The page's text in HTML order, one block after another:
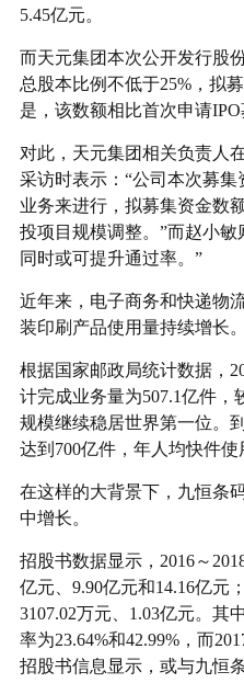
5.45亿元。
而天元集团本次公开发行股
总股本比例不低于25%，拟
是，该数额相比首次申请IPO
对此，天元集团相关负责人
采访时表示：“公司本次募
业务来进行，拟募集资金数
投项目规模调整。”而赵小
同时或可提升通过率。”
近年来，电子商务和快递物
装印刷产品使用量持续增长。
根据国家邮政局统计数据，
计完成业务量为507.1亿件，
规模继续稳居世界第一位。
达到700亿件，年人均快件使
在这样的大背景下，九恒条
中增长。
招股书数据显示，2016～
亿元、9.90亿元和14.16亿元
3107.02万元、1.03亿元。其
率为23.64%和42.99%，而
招股书信息显示，或与九恒